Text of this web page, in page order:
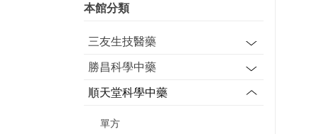
本館分類
三友生技醫藥
勝昌科學中藥
順天堂科學中藥
單方